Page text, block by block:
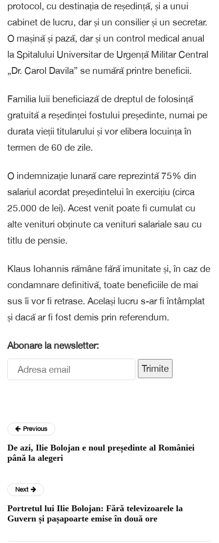
protocol, cu destinația de reședință, și a unui
cabinet de lucru, dar și un consilier și un secretar.
O mașină și pază, dar și un control medical anual
la Spitalului Universitar de Urgență Militar Central
„Dr. Carol Davila” se numără printre beneficii.
Familia luii beneficiază de dreptul de folosință
gratuită a reședinței fostului președinte, numai pe
durata vieții titularului și vor elibera locuința în
termen de 60 de zile.
O indemnizație lunară care reprezintă 75% din
salariul acordat președintelui în exercițiu (circa
25.000 de lei). Acest venit poate fi cumulat cu
alte venituri obținute ca venituri salariale sau cu
titlu de pensie.
Klaus Iohannis rămâne fără imunitate și, în caz de
condamnare definitivă, toate beneficiile de mai
sus îi vor fi retrase. Același lucru s-ar fi întâmplat
și dacă ar fi fost demis prin referendum.
Abonare la newsletter:
Trimite
Previous
De azi, Ilie Bolojan e noul președinte al României
până la alegeri
Next
Portretul lui Ilie Bolojan: Fără televizoarele la
Guvern și pașapoarte emise în două ore